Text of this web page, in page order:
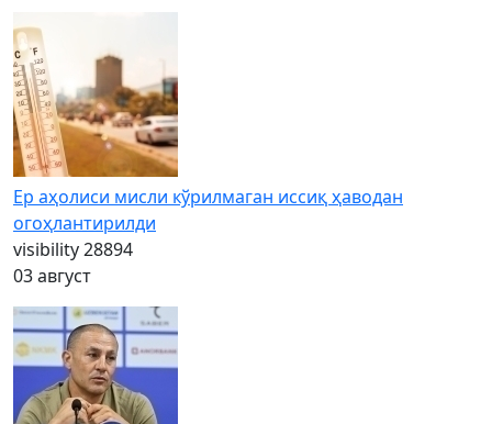
Ер аҳолиси мисли кўрилмаган иссиқ ҳаводан
огоҳлантирилди
visibility28894
03 август